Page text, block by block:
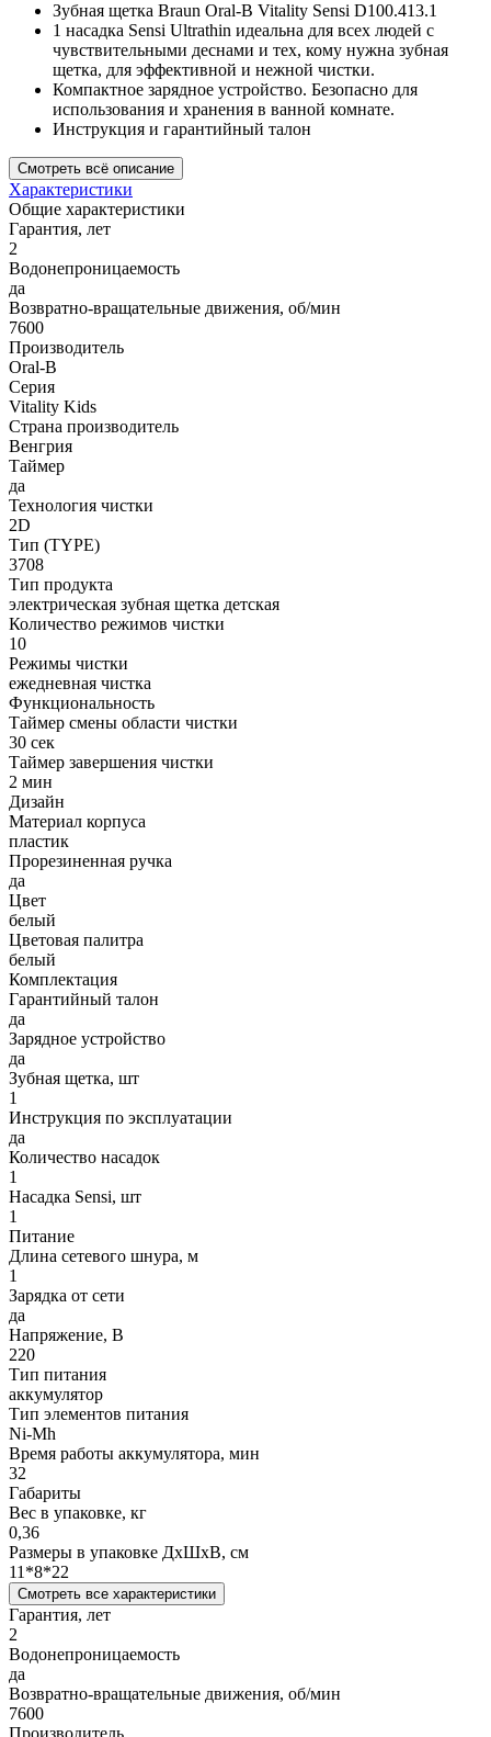
Зубная щетка Braun Oral-B Vitality Sensi D100.413.1
1 насадка Sensi Ultrathin идеальна для всех людей с
чувствительными деснами и тех, кому нужна зубная
щетка, для эффективной и нежной чистки.
Компактное зарядное устройство. Безопасно для
использования и хранения в ванной комнате.
Инструкция и гарантийный талон
Смотреть всё описание
Характеристики
Общие характеристики
Гарантия, лет
2
Водонепроницаемость
да
Возвратно-вращательные движения, об/мин
7600
Производитель
Oral-B
Серия
Vitality Kids
Страна производитель
Венгрия
Таймер
да
Технология чистки
2D
Тип (TYPE)
3708
Тип продукта
электрическая зубная щетка детская
Количество режимов чистки
10
Режимы чистки
ежедневная чистка
Функциональность
Таймер смены области чистки
30 сек
Таймер завершения чистки
2 мин
Дизайн
Материал корпуса
пластик
Прорезиненная ручка
да
Цвет
белый
Цветовая палитра
белый
Комплектация
Гарантийный талон
да
Зарядное устройство
да
Зубная щетка, шт
1
Инструкция по эксплуатации
да
Количество насадок
1
Насадка Sensi, шт
1
Питание
Длина сетевого шнура, м
1
Зарядка от сети
да
Напряжение, В
220
Тип питания
аккумулятор
Тип элементов питания
Ni-Mh
Время работы аккумулятора, мин
32
Габариты
Вес в упаковке, кг
0,36
Размеры в упаковке ДxШxВ, см
11*8*22
Смотреть все характеристики
Гарантия, лет
2
Водонепроницаемость
да
Возвратно-вращательные движения, об/мин
7600
Производитель